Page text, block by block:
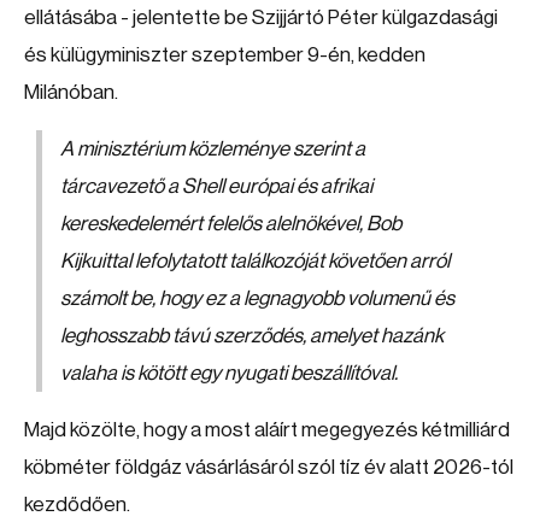
ellátásába - jelentette be Szijjártó Péter külgazdasági
és külügyminiszter szeptember 9-én, kedden
Milánóban.
A minisztérium közleménye szerint a
tárcavezető a Shell európai és afrikai
kereskedelemért felelős alelnökével, Bob
Kijkuittal lefolytatott találkozóját követően arról
számolt be, hogy ez a legnagyobb volumenű és
leghosszabb távú szerződés, amelyet hazánk
valaha is kötött egy nyugati beszállítóval.
Majd közölte, hogy a most aláírt megegyezés kétmilliárd
köbméter földgáz vásárlásáról szól tíz év alatt 2026-tól
kezdődően.